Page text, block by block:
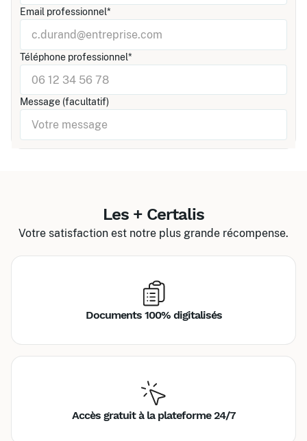
Email professionnel*
Téléphone professionnel*
Message (facultatif)
Les + Certalis
Votre satisfaction est notre plus grande récompense.
Documents 100% digitalisés
Accès gratuit à la plateforme 24/7